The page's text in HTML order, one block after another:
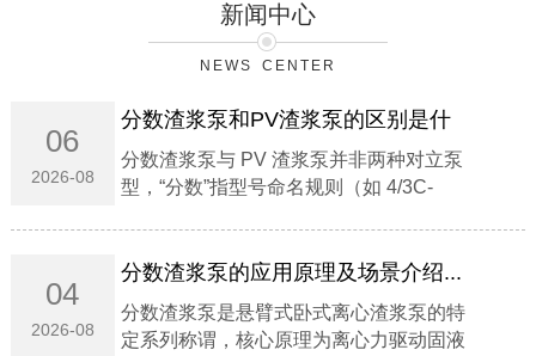
新闻中心
NEWS CENTER
06
2026-08
分数渣浆泵和PV渣浆泵的区别是什
么？...
分数渣浆泵与 PV 渣浆泵并非两种对立泵
型，‌“分数”指型号命名规则（如 4/3C-
式无轴封泵 。...
04
2026-08
分数渣浆泵的应用原理及场景介绍...
分数渣浆泵是‌悬臂式卧式离心渣浆泵‌的特
定系列称谓，核心原理为‌离心力驱动固液